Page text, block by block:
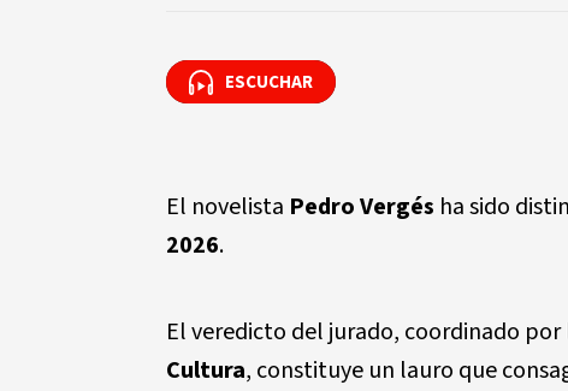
ESCUCHAR
ESCUCHAR
El novelista Pedro Vergés ha sido
2026.
El veredicto del jurado, coordinado por
Cultura, constituye un lauro que